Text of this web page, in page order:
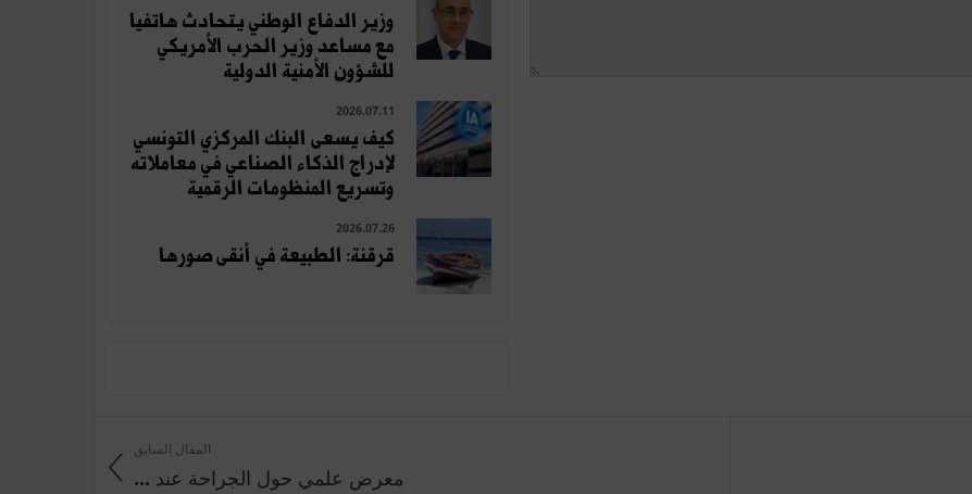
وزير الدفاع الوطني يتحادث هاتفيا
مع مساعد وزير الحرب الأمريكي
للشؤون الأمنية الدولية
2026.07.11
كيف يسعى البنك المركزي التونسي
لإدراج الذكاء الصناعي في معاملاته
وتسريع المنظومات الرقمية
2026.07.26
قرقنة: الطبيعة في أنقى صورها
المقال السابق
معرض علمي حول الجراحة عند ...